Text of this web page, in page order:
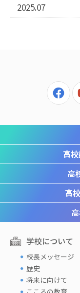
2025.07
高
高
高
学校について
校長メッセージ
歴史
将来に向けて